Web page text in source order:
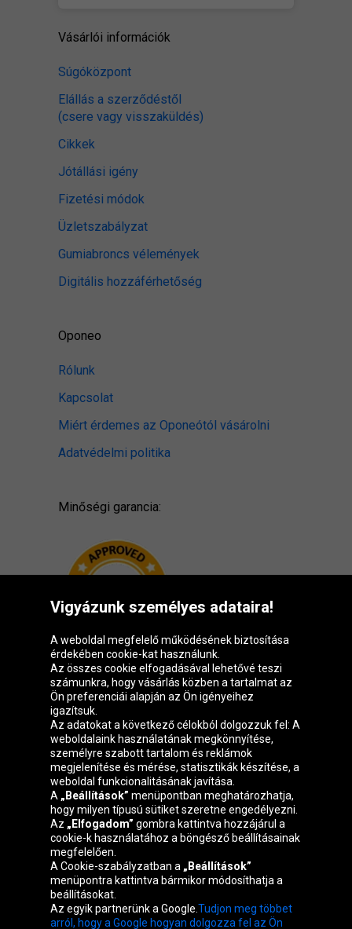
Vásárlói információk
Súgóközpont
Elállás a szerződéstől
(csere vagy visszaküldés)
Cikkek
Jótállási igény
Fizetési módok
Üzletszabályzat
Gumiabroncs vélemények
Digitális hozzáférhetőség
Oponeo
Rólunk
Kapcsolat
Miért érdemes az Oponeótól vásárolni
Adatvédelmi politika
Minőségi garancia:
Oponeo csoport
Belgique
Česká
republika
Deutschland
España
Österreich Polska
Slovenská
United
Vigyázunk személyes adataira!
A weboldal megfelelő működésének biztosítása
érdekében cookie-kat használunk.
Az összes cookie elfogadásával lehetővé teszi
számunkra, hogy vásárlás közben a tartalmat az
Ön preferenciái alapján az Ön igényeihez
igazítsuk.
Az adatokat a következő célokból dolgozzuk fel: A
weboldalaink használatának megkönnyítése,
személyre szabott tartalom és reklámok
megjelenítése és mérése, statisztikák készítése, a
weboldal funkcionalitásának javítása.
A „Beállítások” menüpontban meghatározhatja,
hogy milyen típusú sütiket szeretne engedélyezni.
Az „Elfogadom” gombra kattintva hozzájárul a
cookie-k használatához a böngésző beállításainak
megfelelően.
A Cookie-szabályzatban a „Beállítások”
menüpontra kattintva bármikor módosíthatja a
beállításokat.
Az egyik partnerünk a Google. Tudjon meg többet
arról, hogy a Google hogyan dolgozza fel az Ön